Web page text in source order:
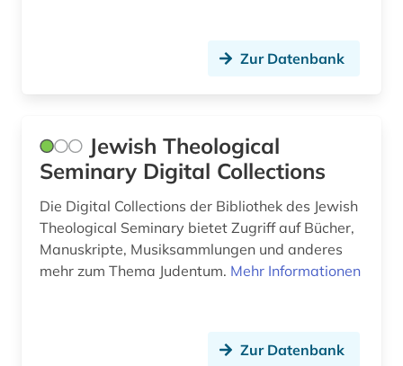
Zur Datenbank
Jewish Theological
Seminary Digital Collections
Die Digital Collections der Bibliothek des Jewish
Theological Seminary bietet Zugriff auf Bücher,
Manuskripte, Musiksammlungen und anderes
mehr zum Thema Judentum. Mehr Informationen
Zur Datenbank